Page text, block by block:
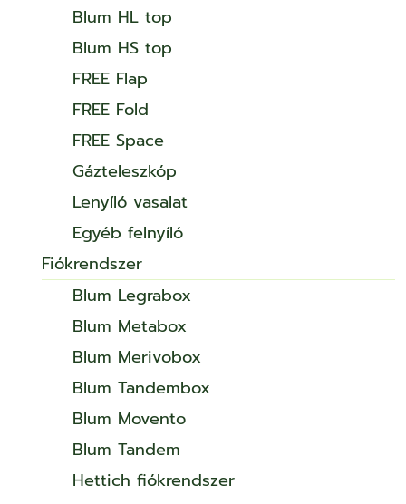
Blum HL top
Blum HS top
FREE Flap
FREE Fold
FREE Space
Gázteleszkóp
Lenyíló vasalat
Egyéb felnyíló
Fiókrendszer
Blum Legrabox
Blum Metabox
Blum Merivobox
Blum Tandembox
Blum Movento
Blum Tandem
Hettich fiókrendszer